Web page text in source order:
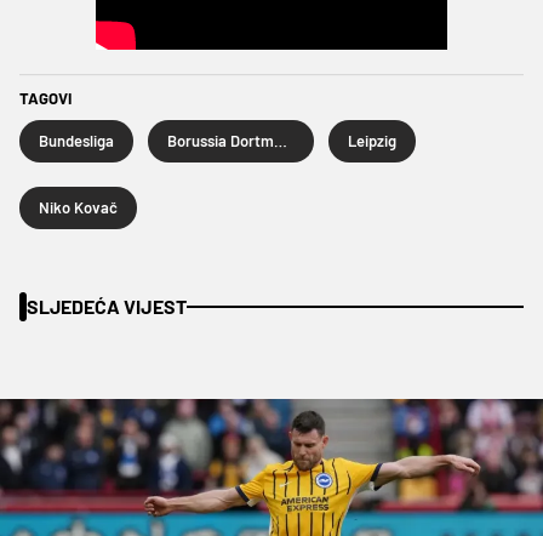
TAGOVI
Bundesliga Leipzig
Niko Kovač
SLJEDEĆA VIJEST